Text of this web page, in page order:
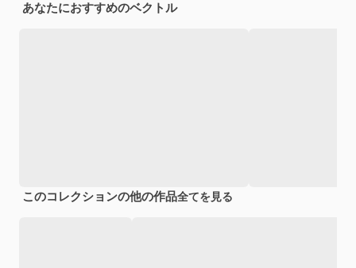
あなたにおすすめのベクトル
このコレクションの他の作品全てを見る